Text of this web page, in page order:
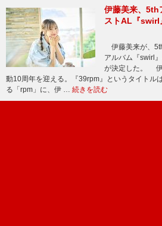
伊藤美来、5th
ストAL『swirl
伊藤美来が、
アルバム『swirl
が決定した。 伊
動10周年を迎える。『39rpm』というタイトル
る「rpm」に、伊 … 続きを読む